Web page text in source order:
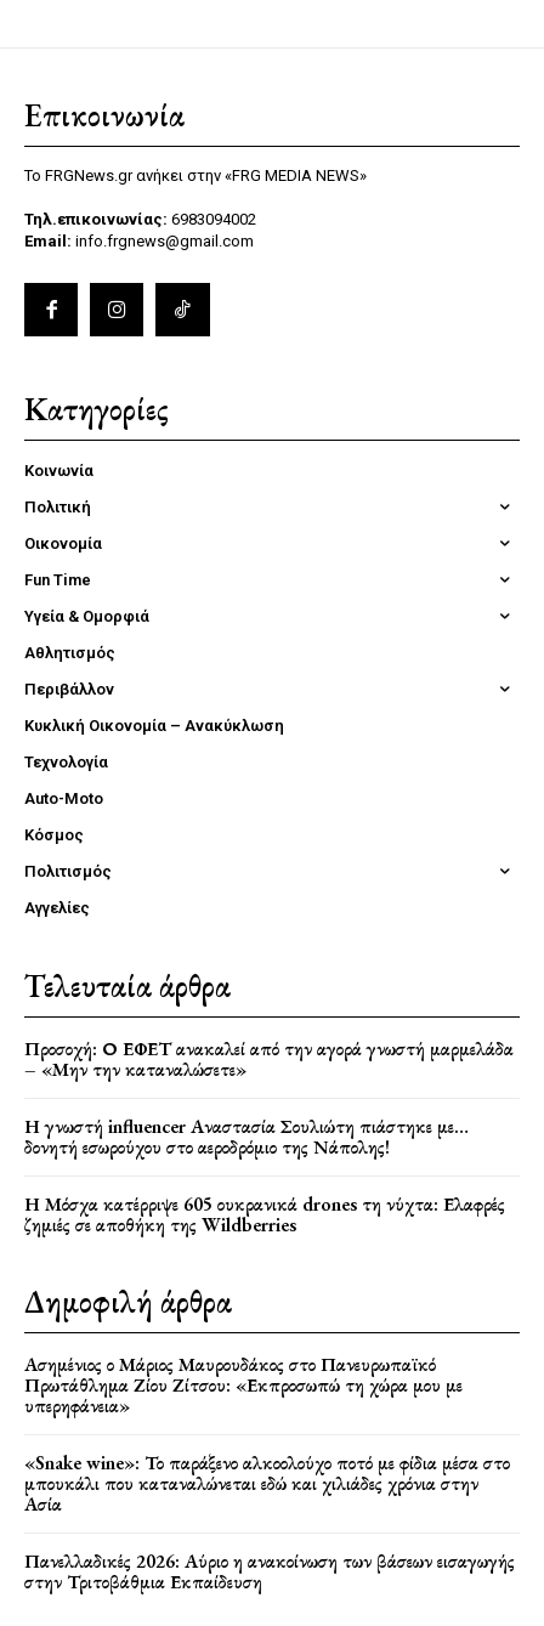
Επικοινωνία
Το FRGNews.gr ανήκει στην «FRG MEDIA NEWS»
Τηλ.επικοινωνίας: 6983094002
Email: info.frgnews@gmail.com
Κατηγορίες
Κοινωνία
Πολιτική
Οικονομία
Fun Time
Υγεία & Ομορφιά
Αθλητισμός
Περιβάλλον
Κυκλική Οικονομία – Ανακύκλωση
Τεχνολογία
Auto-Moto
Κόσμος
Πολιτισμός
Αγγελίες
Τελευταία άρθρα
Προσοχή: Ο ΕΦΕΤ ανακαλεί από την αγορά γνωστή μαρμελάδα
– «Μην την καταναλώσετε»
Η γνωστή influencer Αναστασία Σουλιώτη πιάστηκε με…
δονητή εσωρούχου στο αεροδρόμιο της Νάπολης!
Η Μόσχα κατέρριψε 605 ουκρανικά drones τη νύχτα: Ελαφρές
ζημιές σε αποθήκη της Wildberries
Δημοφιλή άρθρα
Ασημένιος ο Μάριος Μαυρουδάκος στο Πανευρωπαϊκό
Πρωτάθλημα Ζίου Ζίτσου: «Εκπροσωπώ τη χώρα μου με
υπερηφάνεια»
«Snake wine»: Το παράξενο αλκοολούχο ποτό με φίδια μέσα στο
μπουκάλι που καταναλώνεται εδώ και χιλιάδες χρόνια στην
Ασία
Πανελλαδικές 2026: Αύριο η ανακοίνωση των βάσεων εισαγωγής
στην Τριτοβάθμια Εκπαίδευση